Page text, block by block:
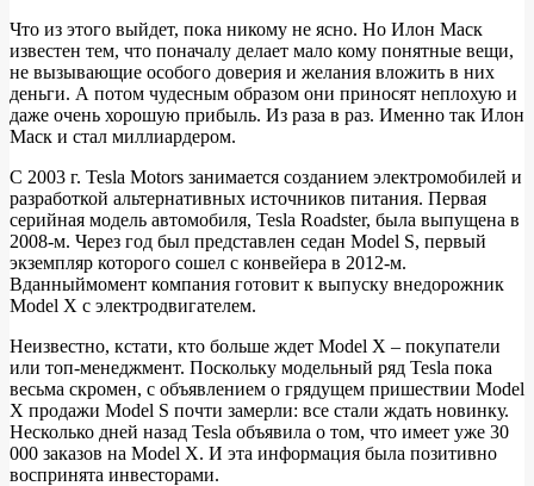
Что из этого выйдет, пока никому не ясно. Но Илон Маск
известен тем, что поначалу делает мало кому понятные вещи,
не вызывающие особого доверия и желания вложить в них
деньги. А потом чудесным образом они приносят неплохую и
даже очень хорошую прибыль. Из раза в раз. Именно так Илон
Маск и стал миллиардером.
С 2003 г. Tesla Motors занимается созданием электромобилей и
разработкой альтернативных источников питания. Первая
серийная модель автомобиля, Tesla Roadster, была выпущена в
2008-м. Через год был представлен седан Model S, первый
экземпляр которого сошел с конвейера в 2012-м.
Вданныймомент компания готовит к выпуску внедорожник
Model X с электродвигателем.
Неизвестно, кстати, кто больше ждет Model X – покупатели
или топ-менеджмент. Поскольку модельный ряд Tesla пока
весьма скромен, с объявлением о грядущем пришествии Model
X продажи Model S почти замерли: все стали ждать новинку.
Несколько дней назад Tesla объявила о том, что имеет уже 30
000 заказов на Model X. И эта информация была позитивно
воспринята инвесторами.